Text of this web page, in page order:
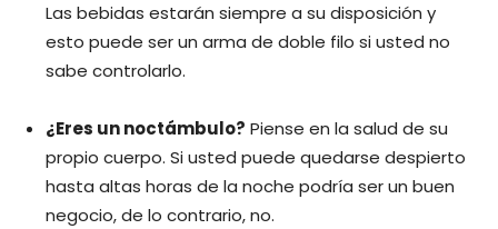
Las bebidas estarán siempre a su disposición y
esto puede ser un arma de doble filo si usted no
sabe controlarlo.
¿Eres un noctámbulo? Piense en la salud de su
propio cuerpo. Si usted puede quedarse despierto
hasta altas horas de la noche podría ser un buen
negocio, de lo contrario, no.